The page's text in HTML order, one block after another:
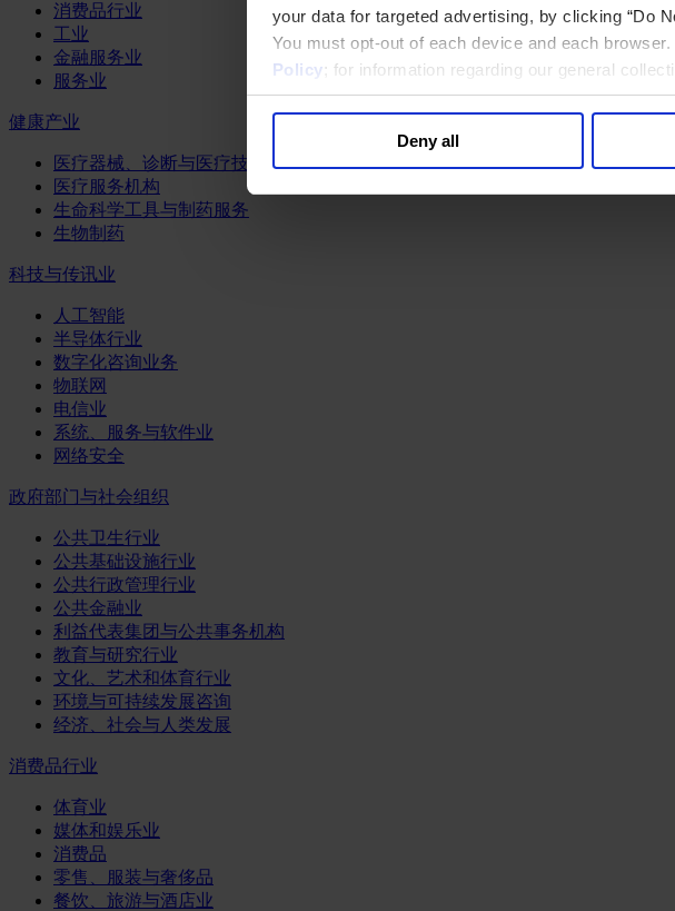
your data for targeted advertising, by clicking “Do
You must opt-out of each device and each
Policy; for information regarding our general
Deny all
消费品行业
工业
金融服务业
服务业
健康产业
医疗器械、诊断与医疗技术
医疗服务机构
生命科学工具与制药服务
生物制药
科技与传讯业
人工智能
半导体行业
数字化咨询业务
物联网
电信业
系统、服务与软件业
网络安全
政府部门与社会组织
公共卫生行业
公共基础设施行业
公共行政管理行业
公共金融业
利益代表集团与公共事务机构
教育与研究行业
文化、艺术和体育行业
环境与可持续发展咨询
经济、社会与人类发展
消费品行业
体育业
媒体和娱乐业
消费品
零售、服装与奢侈品
餐饮、旅游与酒店业